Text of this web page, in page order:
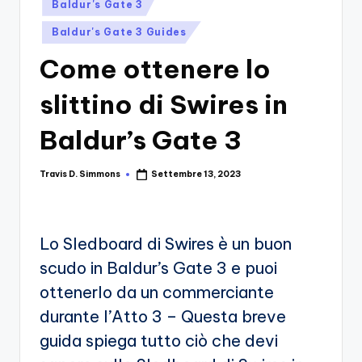
Migliori
Giochi,
Recensioni
Dettagliate,
Guide
Notizie
Mondo
in
Baldur's Gate 3
Baldur's Gate 3 Guides
Come ottenere lo
slittino di Swires in
Baldur’s Gate 3
Posted
Travis D. Simmons Settembre 13, 2023
Lo Sledboard di Swires è un buon
scudo in Baldur’s Gate 3 e puoi
ottenerlo da un commerciante
durante l’Atto 3 – Questa breve
guida spiega tutto ciò che devi